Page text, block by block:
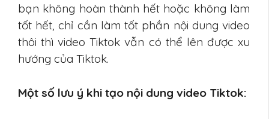
bạn không hoàn thành hết hoặc không làm
tốt hết, chỉ cần làm tốt phần nội dung video
thôi thì video Tiktok vẫn có thể lên được xu
hướng của Tiktok.
Một số lưu ý khi tạo nội dung video Tiktok: